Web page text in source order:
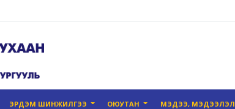
ЭРДЭМ ШИНЖИЛГЭЭ ОЮУТАН МЭДЭЭ, МЭДЭЭЛЭЛ